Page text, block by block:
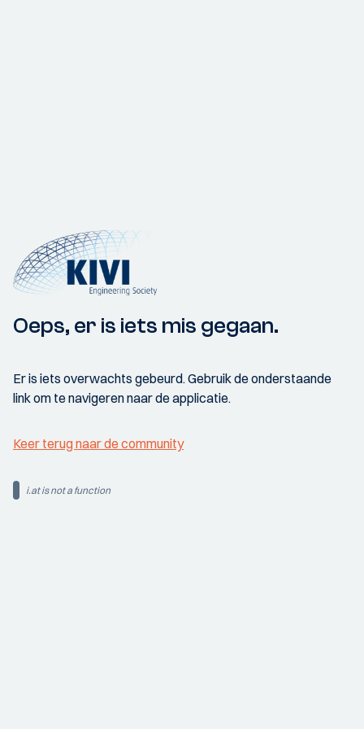
Oeps, er is iets mis gegaan.
Er is iets overwachts gebeurd. Gebruik de onderstaande
link om te navigeren naar de applicatie.
Keer terug naar de community
i.at is not a function